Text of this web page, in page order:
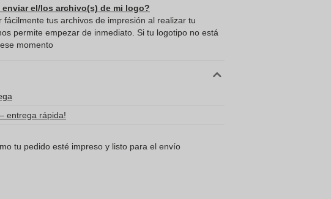
enviar el/los archivo(s) de mi logo?
fácilmente tus archivos de impresión al realizar tu
permite empezar de inmediato. Si tu logotipo no está
momento
entrega rápida!
tu pedido esté impreso y listo para el envío